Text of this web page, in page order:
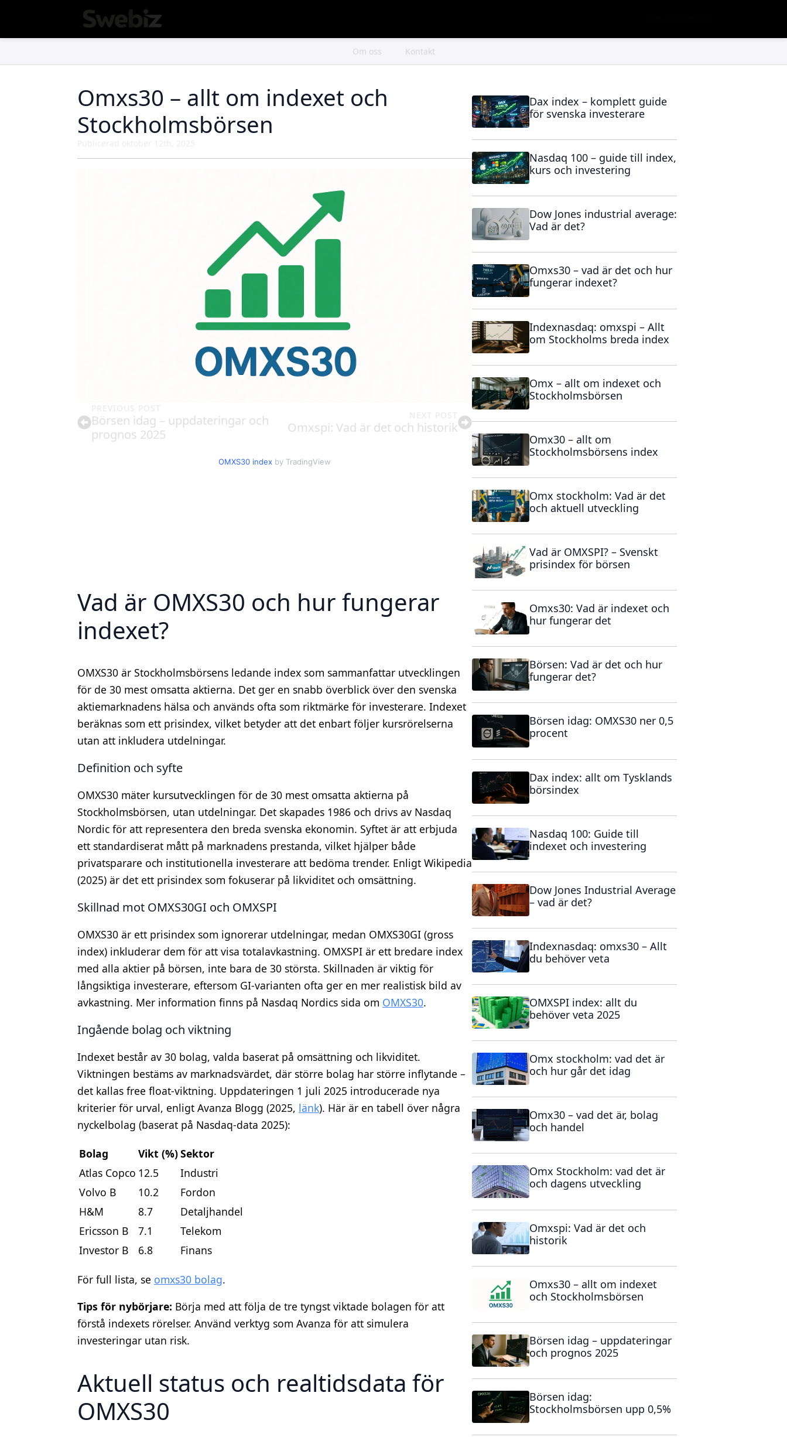
Om oss Kontakt
Omxs30 – allt om indexet och
Stockholmsbörsen
PREVIOUS POST
Börsen idag – uppdateringar och
prognos 2025
NEXT POST
Omxspi: Vad är det och historik
OMXS30 index by TradingView
Vad är OMXS30 och hur fungerar
indexet?
OMXS30 är Stockholmsbörsens ledande index som sammanfattar utvecklingen
för de 30 mest omsatta aktierna. Det ger en snabb överblick över den svenska
aktiemarknadens hälsa och används ofta som riktmärke för investerare. Indexet
beräknas som ett prisindex, vilket betyder att det enbart följer kursrörelserna
utan att inkludera utdelningar.
Definition och syfte
OMXS30 mäter kursutvecklingen för de 30 mest omsatta aktierna på
Stockholmsbörsen, utan utdelningar. Det skapades 1986 och drivs av Nasdaq
Nordic för att representera den breda svenska ekonomin. Syftet är att erbjuda
ett standardiserat mått på marknadens prestanda, vilket hjälper både
privatsparare och institutionella investerare att bedöma trender. Enligt Wikipedia
(2025) är det ett prisindex som fokuserar på likviditet och omsättning.
Skillnad mot OMXS30GI och OMXSPI
OMXS30 är ett prisindex som ignorerar utdelningar, medan OMXS30GI (gross
index) inkluderar dem för att visa totalavkastning. OMXSPI är ett bredare index
med alla aktier på börsen, inte bara de 30 största. Skillnaden är viktig för
långsiktiga investerare, eftersom GI-varianten ofta ger en mer realistisk bild av
avkastning. Mer information finns på Nasdaq Nordics sida om OMXS30.
Ingående bolag och viktning
Indexet består av 30 bolag, valda baserat på omsättning och likviditet.
Viktningen bestäms av marknadsvärdet, där större bolag har större inflytande –
det kallas free float-viktning. Uppdateringen 1 juli 2025 introducerade nya
kriterier för urval, enligt Avanza Blogg (2025, länk). Här är en tabell över några
nyckelbolag (baserat på Nasdaq-data 2025):
Bolag Vikt (%)Sektor
Atlas Copco 12.5
Industri
Volvo B
10.2
Fordon
H&M
8.7
Detaljhandel
Ericsson B
7.1
Telekom
Investor B
6.8 Finans
För full lista, se omxs30 bolag.
Tips för nybörjare: Börja med att följa de tre tyngst viktade bolagen för att
förstå indexets rörelser. Använd verktyg som Avanza för att simulera
investeringar utan risk.
Aktuell status och realtidsdata för
OMXS30
Dax index – komplett guide
för svenska investerare
Nasdaq 100 – guide till index,
kurs och investering
Dow Jones industrial average:
Vad är det?
Omxs30 – vad är det och hur
fungerar indexet?
Indexnasdaq: omxspi – Allt
om Stockholms breda index
Omx – allt om indexet och
Stockholmsbörsen
Omx30 – allt om
Stockholmsbörsens index
Omx stockholm: Vad är det
och aktuell utveckling
Vad är OMXSPI? – Svenskt
prisindex för börsen
Omxs30: Vad är indexet och
hur fungerar det
Börsen: Vad är det och hur
fungerar det?
Börsen idag: OMXS30 ner 0,5
procent
Dax index: allt om Tysklands
börsindex
Nasdaq 100: Guide till
indexet och investering
Dow Jones Industrial Average
– vad är det?
Indexnasdaq: omxs30 – Allt
du behöver veta
OMXSPI index: allt du
behöver veta 2025
Omx stockholm: vad det är
och hur går det idag
Omx30 – vad det är, bolag
och handel
Omx Stockholm: vad det är
och dagens utveckling
Omxspi: Vad är det och
historik
Omxs30 – allt om indexet
och Stockholmsbörsen
Börsen idag – uppdateringar
och prognos 2025
Börsen idag:
Stockholmsbörsen upp 0,5%